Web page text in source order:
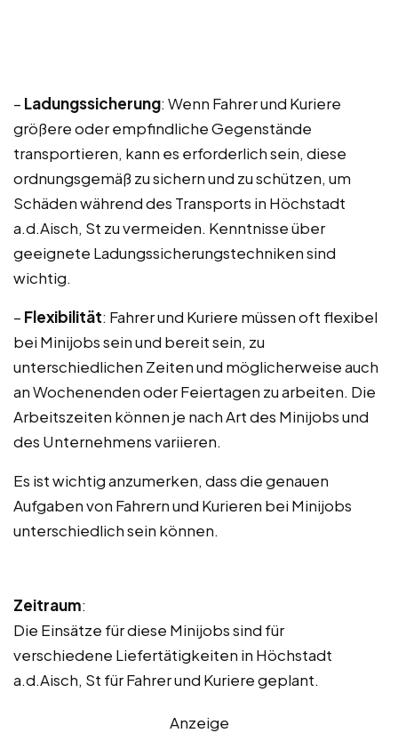
– Ladungssicherung: Wenn Fahrer und Kuriere
größere oder empfindliche Gegenstände
transportieren, kann es erforderlich sein, diese
ordnungsgemäß zu sichern und zu schützen, um
Schäden während des Transports in Höchstadt
a.d.Aisch, St zu vermeiden. Kenntnisse über
geeignete Ladungssicherungstechniken sind
wichtig.
– Flexibilität: Fahrer und Kuriere müssen oft flexibel
bei Minijobs sein und bereit sein, zu
unterschiedlichen Zeiten und möglicherweise auch
an Wochenenden oder Feiertagen zu arbeiten. Die
Arbeitszeiten können je nach Art des Minijobs und
des Unternehmens variieren.
Es ist wichtig anzumerken, dass die genauen
Aufgaben von Fahrern und Kurieren bei Minijobs
unterschiedlich sein können.
Zeitraum:
Die Einsätze für diese Minijobs sind für
verschiedene Liefertätigkeiten in Höchstadt
a.d.Aisch, St für Fahrer und Kuriere geplant.
Anzeige